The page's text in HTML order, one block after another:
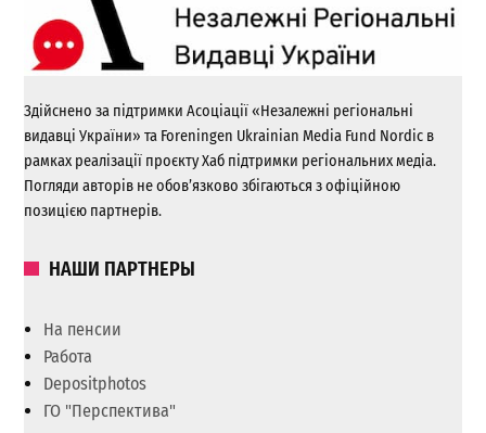
Здійснено за підтримки Асоціації «Незалежні регіональні
видавці України» та Foreningen Ukrainian Media Fund Nordic в
рамках реалізації проєкту Хаб підтримки регіональних медіа.
Погляди авторів не обов’язково збігаються з офіційною
позицією партнерів.
НАШИ ПАРТНЕРЫ
На пенсии
Работа
Depositphotos
ГО "Перспектива"